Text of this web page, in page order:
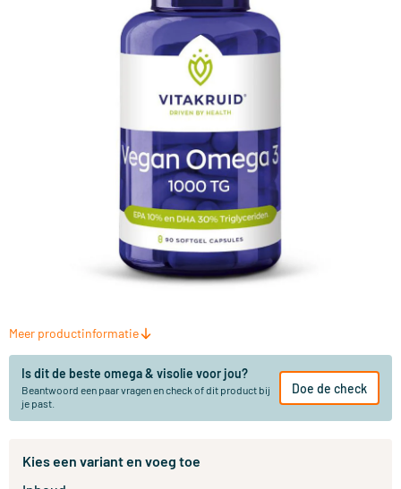
Meer productinformatie
Is dit de beste omega & visolie voor jou?
Beantwoord een paar vragen en check of dit product bij
je past.
Doe de check
Kies een variant en voeg toe